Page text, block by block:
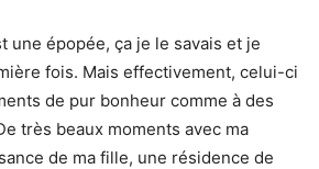
une épopée, ça je le savais et je
fois. Mais effectivement, celui-ci
de pur bonheur comme à des
très beaux moments avec ma
de ma fille, une résidence de